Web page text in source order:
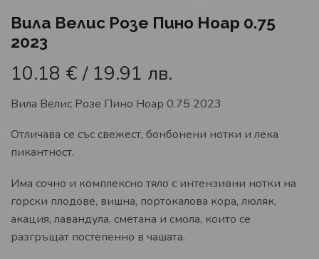
Вила Велис Розе Пино Ноар 0.75
2023
10.18 € / 19.91 лв.
Вила Велис Розе Пино Ноар 0.75 2023
Отличава се със свежест, бонбонени нотки и лека
пикантност.
Има сочно и комплексно тяло с интензивни нотки на
горски плодове, вишна, портокалова кора, люляк,
акация, лавандула, сметана и смола, които се
разгръщат постепенно в чашата.